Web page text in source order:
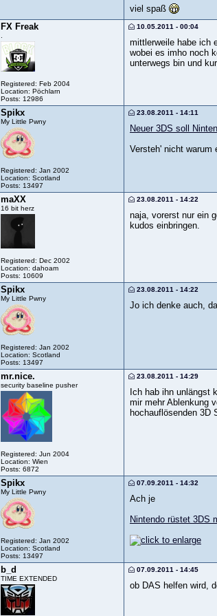
viel spaß
FX Freak
Registered: Feb 2004
Location: Pöchlarn
Posts: 12986
10.05.2011 - 00:04
mittlerweile habe ich
wobei es imho noch
unterwegs bin und
Spikx
My Little Pwny
Registered: Jan 2002
Location: Scotland
Posts: 13497
23.08.2011 - 14:11
Neuer 3DS soll
Versteh' nicht warum
maXX
16 bit herz
Registered: Dec 2002
Location: dahoam
Posts: 10609
23.08.2011 - 14:22
naja, vorerst nur ein
kudos einbringen.
Spikx
My Little Pwny
Registered: Jan 2002
Location: Scotland
Posts: 13497
23.08.2011 - 14:22
Jo ich denke auch,
mr.nice.
security baseline pusher
Registered: Jun 2004
Location: Wien
Posts: 6872
23.08.2011 - 14:29
Ich hab ihn unlängst
mir mehr Ablenkung
hochauflösenden 3D
Spikx
My Little Pwny
Registered: Jan 2002
Location: Scotland
Posts: 13497
07.09.2011 - 14:32
Ach je
Nintendo rüstet 3DS
b_d
TIME EXTENDED
07.09.2011 - 14:45
ob DAS helfen wird,